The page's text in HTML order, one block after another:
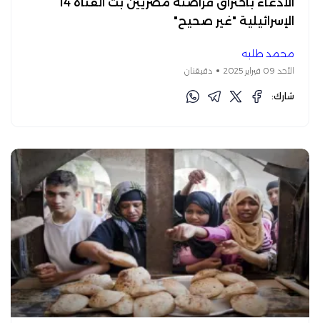
الإسرائيلية "غير صحيح"
محمد طلبه
الأحد 09 فبراير 2025 دقيقتان
شارك: